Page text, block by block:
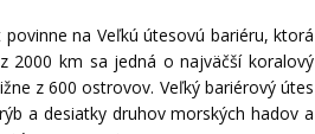
na Veľkú útesovú bariéru, ktorá
2000 km sa jedná o najväčší koralový
z 600 ostrovov. Veľký bariérový útes
a desiatky druhov morských hadov a